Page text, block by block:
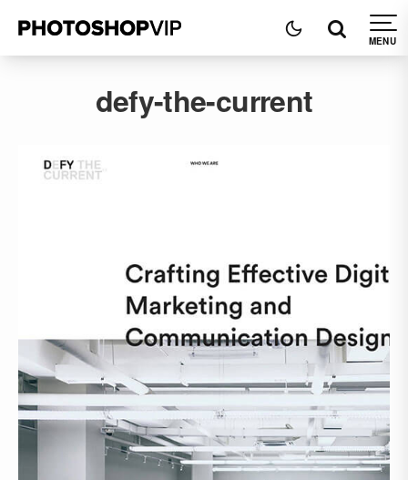
defy-the-current